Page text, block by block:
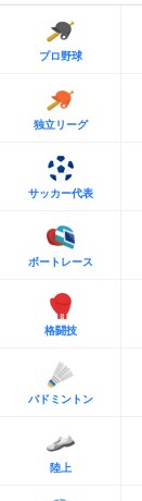
プロ野球
独立リーグ
サッカー代表
ボートレース
格闘技
バドミントン
陸上